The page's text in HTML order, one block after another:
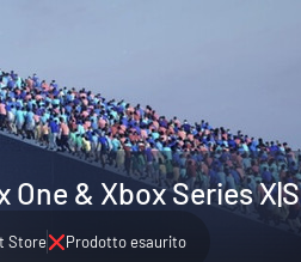
& Xbox Series X|S
Store Prodotto esaurito